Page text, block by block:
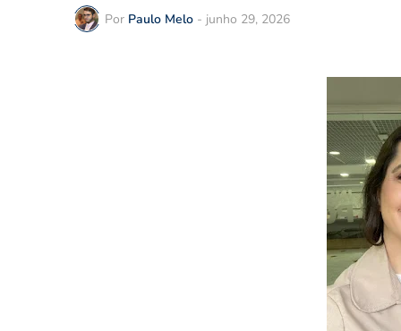
Por Paulo Melo - junho 29, 2026